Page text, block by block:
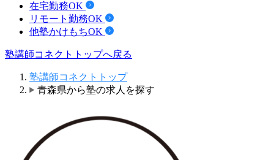
在宅勤務OK
リモート勤務OK
他塾かけもちOK
塾講師コネクトトップへ戻る
塾講師コネクトトップ
青森県から塾の求人を探す